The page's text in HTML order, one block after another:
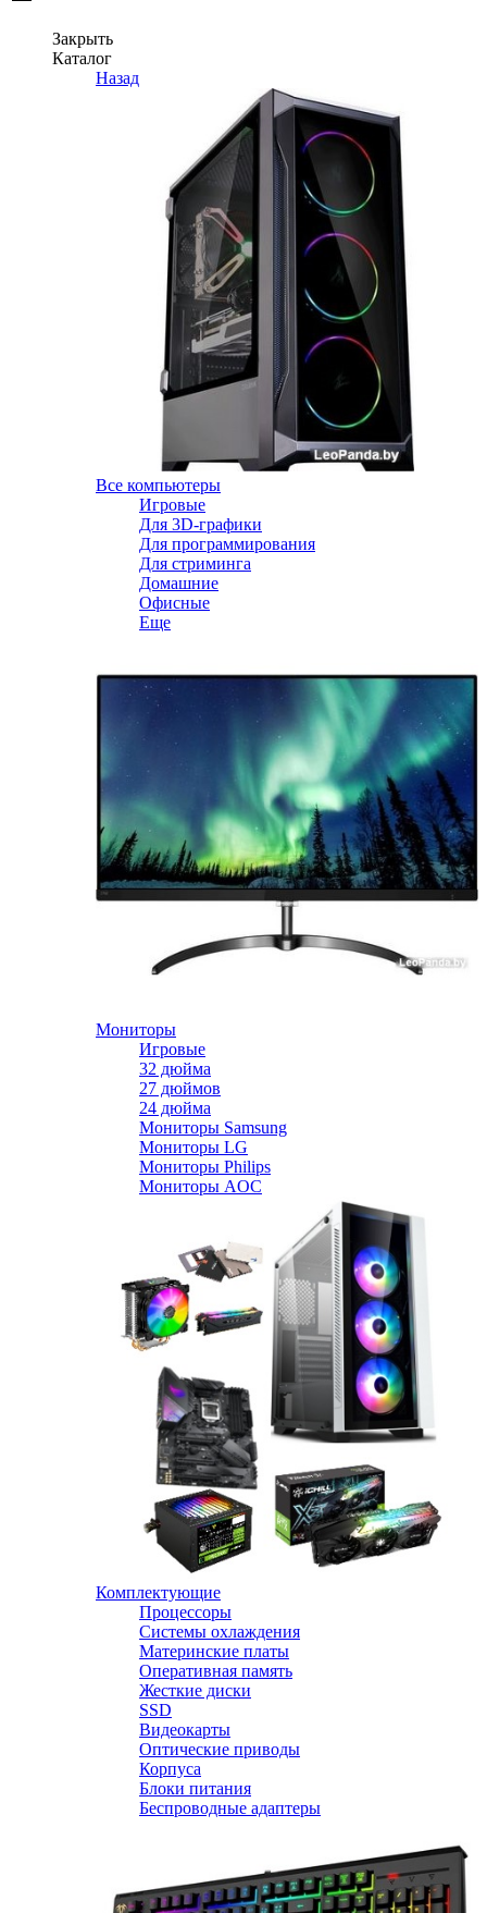
Закрыть
Каталог
Назад
Все компьютеры
Игровые
Для 3D-графики
Для программирования
Для стриминга
Домашние
Офисные
Еще
Мониторы
Игровые
32 дюйма
27 дюймов
24 дюйма
Мониторы Samsung
Мониторы LG
Мониторы Philips
Мониторы AOC
Комплектующие
Процессоры
Системы охлаждения
Материнские платы
Оперативная память
Жесткие диски
SSD
Видеокарты
Оптические приводы
Корпуса
Блоки питания
Беспроводные адаптеры